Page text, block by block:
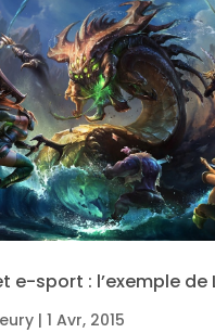
e-sport : l’exemple de
| 1 Avr, 2015